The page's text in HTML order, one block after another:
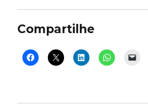
Compartilhe